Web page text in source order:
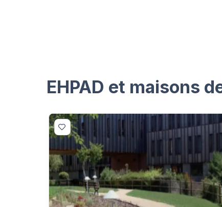
EHPAD et maisons